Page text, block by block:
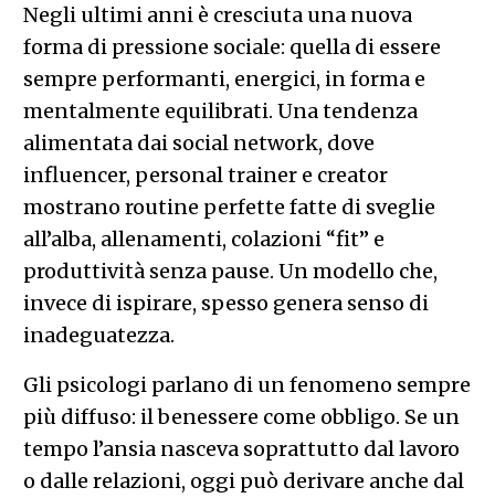
Negli ultimi anni è cresciuta una nuova
forma di pressione sociale: quella di essere
sempre performanti, energici, in forma e
mentalmente equilibrati. Una tendenza
alimentata dai social network, dove
influencer, personal trainer e creator
mostrano routine perfette fatte di sveglie
all’alba, allenamenti, colazioni “fit” e
produttività senza pause. Un modello che,
invece di ispirare, spesso genera senso di
inadeguatezza.
Gli psicologi parlano di un fenomeno sempre
più diffuso: il benessere come obbligo. Se un
tempo l’ansia nasceva soprattutto dal lavoro
o dalle relazioni, oggi può derivare anche dal